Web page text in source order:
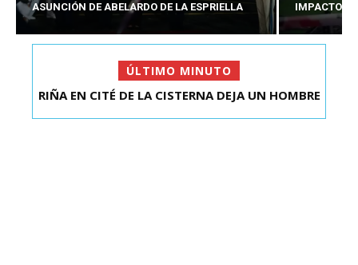
ASUNCIÓN DE ABELARDO DE LA ESPRIELLA
IMPACTOS
ÚLTIMO MINUTO
IPC DE JULIO SUBIÓ 0,1% EN JULIO: BAJA EN
RIÑA EN CITÉ DE LA CISTERNA DEJA UN HOMBRE